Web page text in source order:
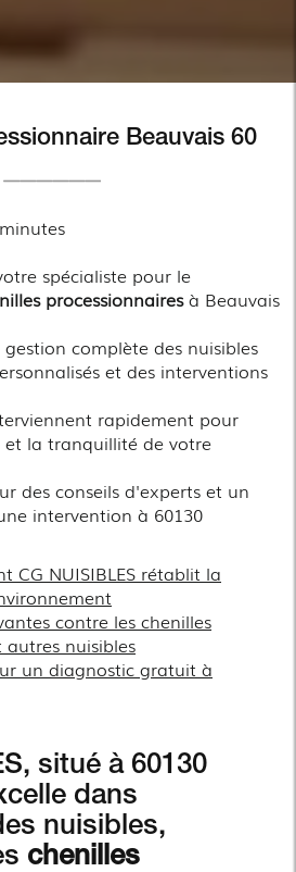
Beauvais 60
spécialiste pour le
processionnairesà Beauvais
complète des nuisibles
et des interventions
rapidement pour
la tranquillité de votre
des conseils d'experts et un
intervention à 60130
CG NUISIBLES rétablit la
contre les chenilles
autres nuisibles
un diagnostic gratuit à
situé à 60130
dans
nuisibles,
chenilles